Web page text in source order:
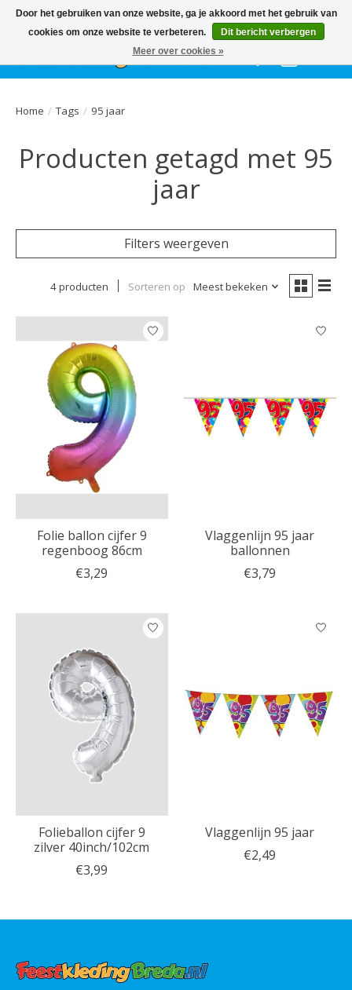
HetGEHELE jaar, grote collectie feestkleding & accessoires |
Ballonnen | Schmink | Bedrukking | Altijd gratis parkeren
Verlanglijst
Home / Tags / 95 jaar
Producten getagd met 95
jaar
Filters weergeven
4 producten Sorteren op Meest bekeken
Folie ballon cijfer 9
regenboog 86cm
€3,29
Vlaggenlijn 95 jaar
ballonnen
€3,79
Folieballon cijfer 9
zilver 40inch/102cm
€3,99
Vlaggenlijn 95 jaar
€2,49
Door het gebruiken van onze website, ga je akkoord met het gebruik van
cookies om onze website te verbeteren.
Dit bericht verbergen
Meer over cookies »